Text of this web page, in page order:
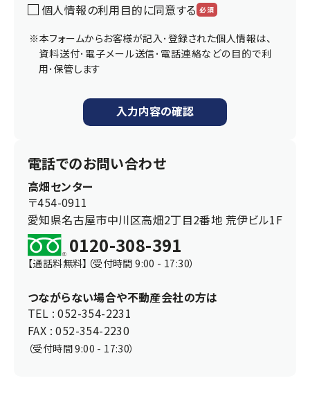
個人情報の利用目的に同意する 必須
本フォームからお客様が記入･登録された個人情報は、
資料送付･電子メール送信･電話連絡などの目的で利
用･保管します
入力内容の確認
電話でのお問い合わせ
高畑センター
〒454-0911
愛知県名古屋市中川区高畑2丁目2番地 荒伊ビル1F
0120-308-391
【通話料無料】（受付時間 9:00 - 17:30）
つながらない場合や不動産会社の方は
TEL : 052-354-2231
FAX : 052-354-2230
（受付時間 9:00 - 17:30）